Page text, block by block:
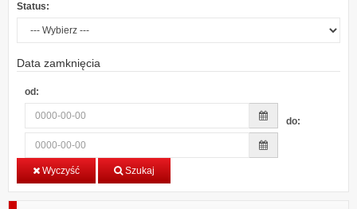
Status:
Data zamknięcia
od:
do:
Wyczyść Szukaj